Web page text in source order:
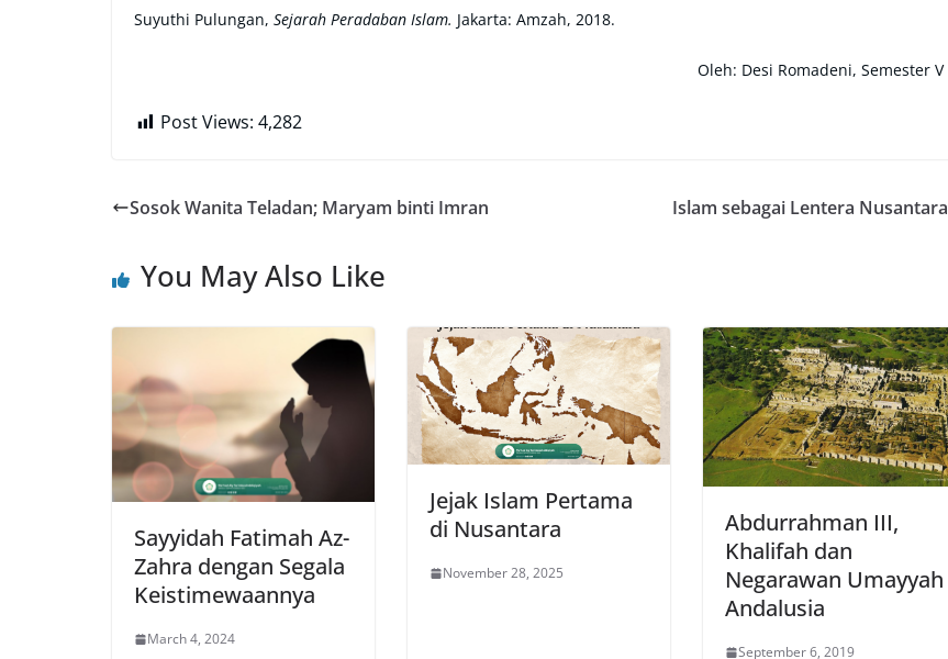
Suyuthi Pulungan, Sejarah Peradaban Islam. Jakarta: Amzah, 2018.
Oleh: Desi Romadeni, Semester V
Post Views: 4,282
Sosok Wanita Teladan; Maryam binti Imran Islam sebagai Lentera Nusantara
You May Also Like
Sayyidah Fatimah Az-
Zahra dengan Segala
Keistimewaannya
March 4, 2024
Jejak Islam Pertama
di Nusantara
November 28, 2025
Abdurrahman III,
Khalifah dan
Negarawan Umayyah
Andalusia
September 6, 2019